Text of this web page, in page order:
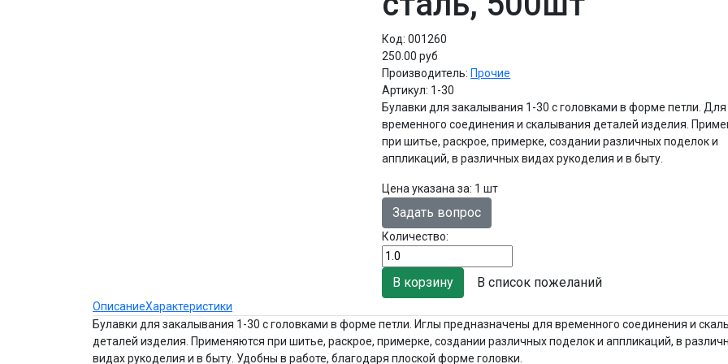
Код:001260
250.00 руб
Производитель:Прочие
Артикул: 1-30
Булавки для закалывания 1-30 с головками в форме петли. Для
временного соединения и скалывания деталей изделия.
при шитье, раскрое, примерке, создании различных поделок и
аппликаций, в различных видах рукоделия и в быту.
Цена указана за: 1 шт
Задать вопрос
Количество:
В список пожеланий
ОписаниеХарактеристики
Булавки для закалывания 1-30 с головками в форме петли. Иглы предназначены для временного соединения и
деталей изделия. Применяются при шитье, раскрое, примерке, создании различных поделок и аппликаций, в
видах рукоделия и в быту. Удобны в работе, благодаря плоской форме головки.